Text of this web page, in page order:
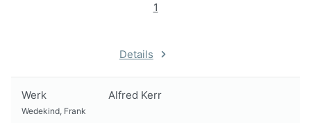
1
Details
Werk Alfred Kerr
Wedekind, Frank